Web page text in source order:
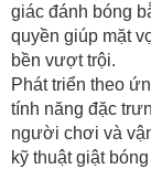
giác đánh bóng
quyền giúp mặt
bền vượt trội.
Phát triển theo
tính năng đặc
người chơi và
kỹ thuật giật